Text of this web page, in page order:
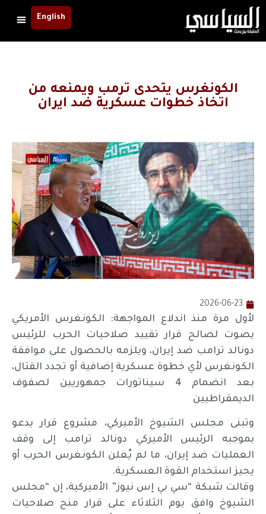
English
الكونغرس يتحدى ترمب ويمنعه من
اتخاذ خطوات عسكرية ضد ايران
2026-06-23
لأول مرة منذ اندلاع المواجهة: الكونغرس الأمريكي
يصوت لصالح قرار تقييد صلاحيات الحرب للرئيس
دونالد ترامب ضد إيران، ويلزمه بالحصول على موافقة
الكونغرس لأي خطوة عسكرية إضافية أو تجدد القتال،
بعد انضمام 4 سيناتورات جمهوريين لصفوف
الديمقراطيين
وتبنى مجلس الشيوخ الأميركي، مشروع قرار يدعو
بموجبه الرئيس الأميركي دونالد ترامب إلى وقف
العمليات ضد إيران، ما لم يُعلن الكونغرس الحرب أو
يجيز استخدام القوة العسكرية.
وقالت شبكة “سي بي إس نيوز” الأميركية، إن “مجلس
الشيوخ وافق يوم الثلاثاء على قرار منح صلاحيات